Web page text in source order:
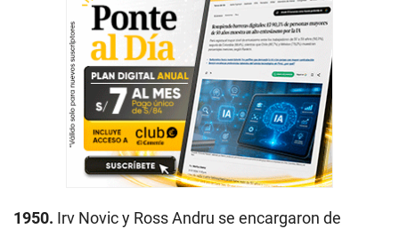
1950. Irv Novic y Ross Andru se encargaron de